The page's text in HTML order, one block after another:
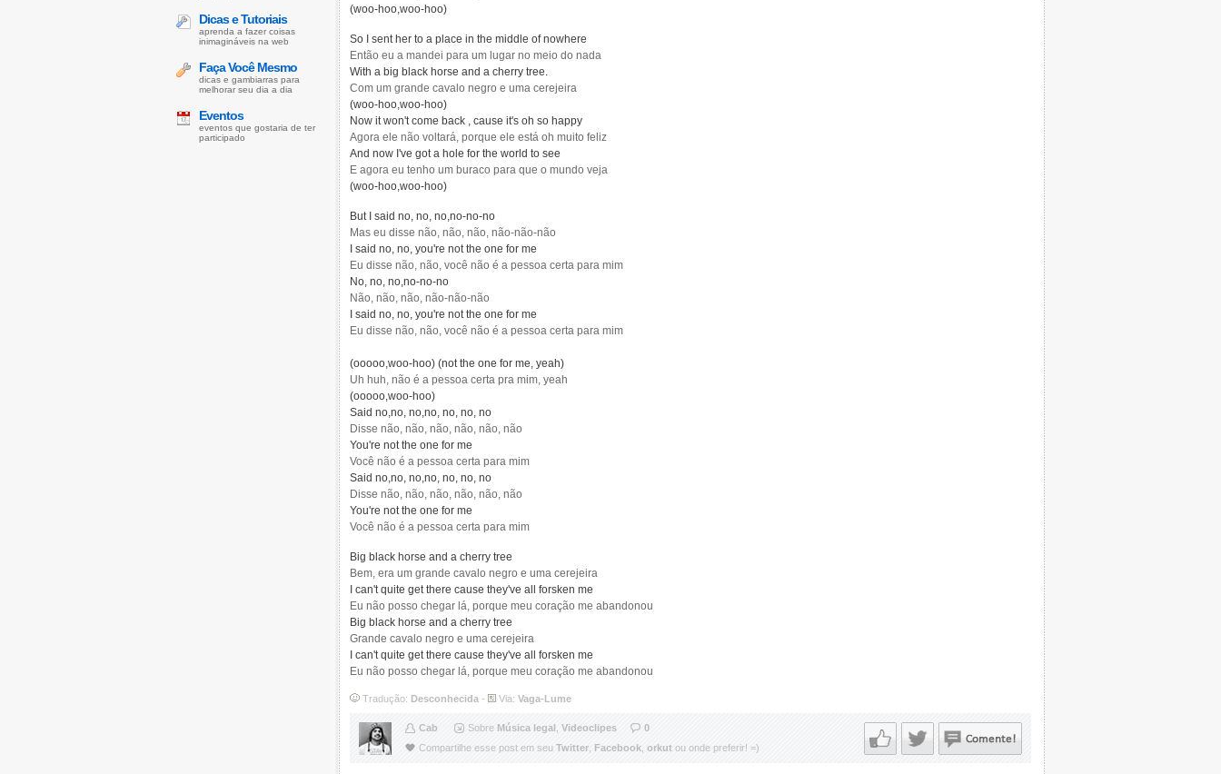
(woo-hoo,woo-hoo)
So I sent her to a place in the middle of nowhere
Então eu a mandei para um lugar no meio do nada
With a big black horse and a cherry tree.
Com um grande cavalo negro e uma cerejeira
(woo-hoo,woo-hoo)
Now it won't come back , cause it's oh so happy
Agora ele não voltará, porque ele está oh muito feliz
And now I've got a hole for the world to see
E agora eu tenho um buraco para que o mundo veja
(woo-hoo,woo-hoo)
But I said no, no, no,no-no-no
Mas eu disse não, não, não, não-não-não
I said no, no, you're not the one for me
Eu disse não, não, você não é a pessoa certa para mim
No, no, no,no-no-no
Não, não, não, não-não-não
I said no, no, you're not the one for me
Eu disse não, não, você não é a pessoa certa para mim
(ooooo,woo-hoo) (not the one for me, yeah)
Uh huh, não é a pessoa certa pra mim, yeah
(ooooo,woo-hoo)
Said no,no, no,no, no, no, no
Disse não, não, não, não, não, não
You're not the one for me
Você não é a pessoa certa para mim
Said no,no, no,no, no, no, no
Disse não, não, não, não, não, não
You're not the one for me
Você não é a pessoa certa para mim
Big black horse and a cherry tree
Bem, era um grande cavalo negro e uma cerejeira
I can't quite get there cause they've all forsken me
Eu não posso chegar lá, porque meu coração me abandonou
Big black horse and a cherry tree
Grande cavalo negro e uma cerejeira
I can't quite get there cause they've all forsken me
Eu não posso chegar lá, porque meu coração me abandonou
Tradução: Desconhecida - Via: Vaga-Lume
Cab Sobre Música legal Videoclipes
0
Compartilhe esse post em seu Twitter Facebook orkut ou onde preferir! =)
Dicas e Tutoriais
aprenda a fazer coisas
inimagináveis na web
Faça Você Mesmo
dicas e gambiarras para
melhorar seu dia a dia
Eventos
eventos que gostaria de ter
participado